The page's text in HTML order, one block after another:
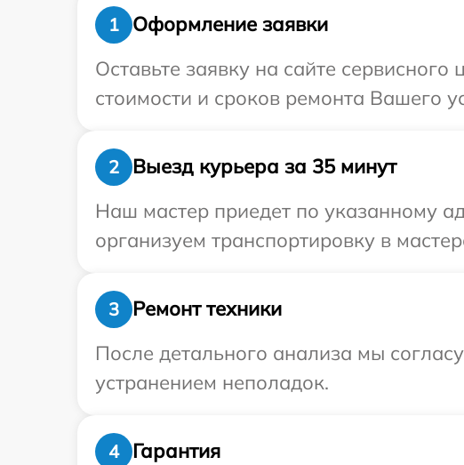
1
Оформление заявки
Оставьте заявку на сайте
стоимости и сроков ремонта Вашего
2
Выезд курьера за 35 минут
Наш мастер приедет по указанному
организуем транспортировку в
3
Ремонт техники
После детального анализа мы
устранением неполадок.
4
Гарантия